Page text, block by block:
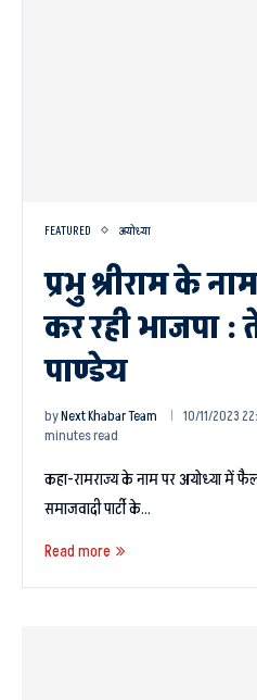
FEATURED अयोध्या
प्रभु श्रीराम के
कर रही भाजपा :
पाण्डेय
byNext Khabar Team 10/11/2023
minutes read
कहा-रामराज्य के नाम पर अयोध्या में
समाजवादी पार्टी के…
Read more